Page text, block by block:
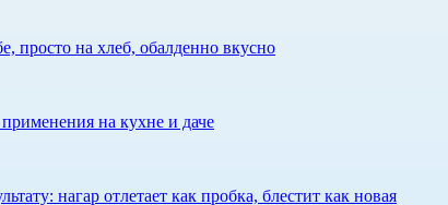
просто на хлеб, обалденно вкусно
на кухне и даче
нагар отлетает как пробка, блестит как новая